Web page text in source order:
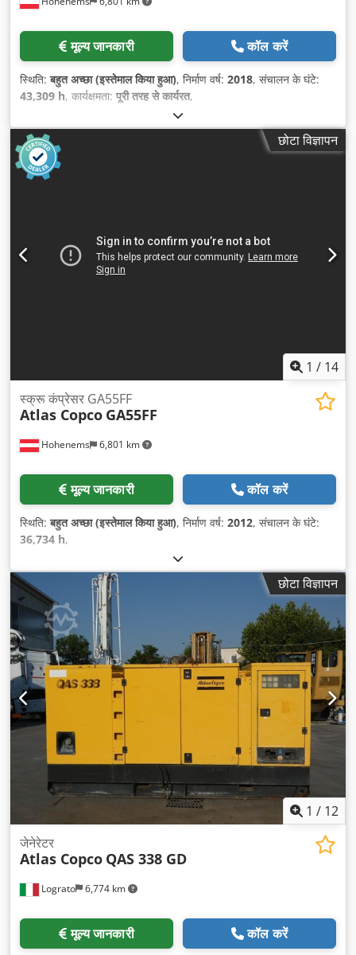
मूल्य जानकारी कॉल करें
स्थिति:बहुत अच्छा (इस्तेमाल किया हुआ), निर्माण वर्ष: 2018, संचालन के घंटे:
43,309 h, कार्यक्षमता: पूरी तरह से कार्यरत,
छोटा विज्ञापन
1 / 14
Hohenems 6,801 km
स्क्रू कंप्रेसर GA55FF
Atlas Copco GA55FF
मूल्य जानकारी कॉल करें
स्थिति:बहुत अच्छा (इस्तेमाल किया हुआ), निर्माण वर्ष: 2012, संचालन के घंटे:
36,734 h,
छोटा विज्ञापन
1 / 12
Lograto 6,774 km
जेनेरेटर
Atlas Copco QAS 338 GD
मूल्य जानकारी कॉल करें